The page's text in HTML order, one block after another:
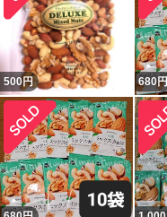
500円 680円